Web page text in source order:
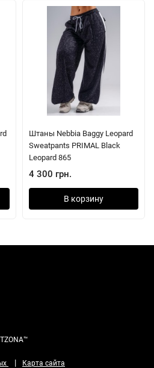
Штаны Nebbia Baggy Leopard
Sweatpants PRIMAL Black
Leopard 865
4 300 грн.
В корзину
| Карта сайта